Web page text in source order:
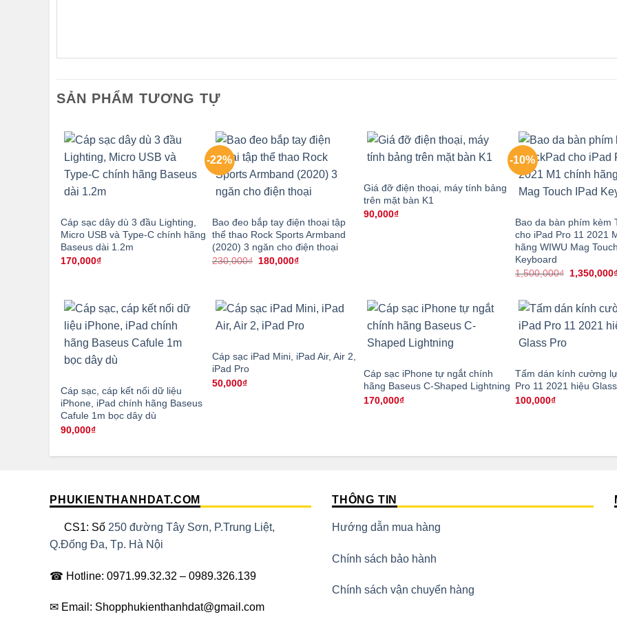
SẢN PHẨM TƯƠNG TỰ
Cáp sạc dây dù 3 đầu Lighting,
Micro USB và Type-C chính hãng
Baseus dài 1.2m
170,000₫
-22%
Bao đeo bắp tay điện thoại tập
thể thao Rock Sports Armband
(2020) 3 ngăn cho điện thoại
230,000₫ Giá
180,000₫Giá
Giá đỡ điện thoại, máy tính bảng
trên mặt bàn K1
90,000₫
-10%
Bao da bàn phím kèm
cho iPad Pro 11 2021
hãng WIWU Mag
Keyboard
1,500,000₫ Giá
1,500,000₫.
1,350,000
Cáp sạc, cáp kết nối dữ liệu
iPhone, iPad chính hãng Baseus
Cafule 1m bọc dây dù
90,000₫
Cáp sạc iPad Mini, iPad Air, Air 2,
iPad Pro
50,000₫
Cáp sạc iPhone tự ngắt chính
hãng Baseus C-Shaped Lightning
170,000₫
Tấm dán kính cường
Pro 11 2021 hiệu
100,000₫
PHUKIENTHANHDAT.COM
CS1: Số 250 đường Tây Sơn, P.Trung Liệt,
Q.Đống Đa, Tp. Hà Nội
☎ Hotline: 0971.99.32.32 – 0989.326.139
✉ Email: Shopphukienthanhdat@gmail.com
THÔNG TIN
Hướng dẫn mua hàng
Chính sách bảo hành
Chính sách vận chuyển hàng